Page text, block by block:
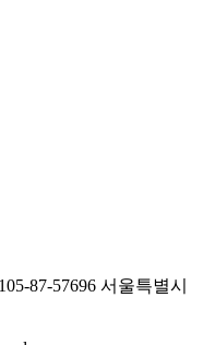
87-57696 서울특별시